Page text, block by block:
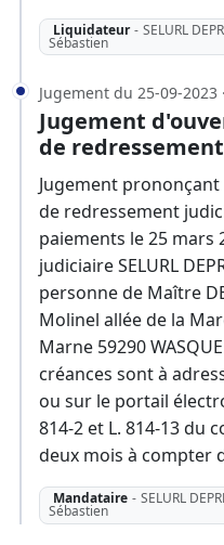
Liquidateur - SELURL
Sébastien
Jugement du 25-09-2023
Jugement
de
Jugement
de redressement
paiements le 25 mars
judiciaire SELURL
personne de Maître
Molinel allée de la
Marne 59290
créances sont à
ou sur le portail
814-2 et L. 814-13 du
deux mois à compter
Mandataire - SELURL
Sébastien